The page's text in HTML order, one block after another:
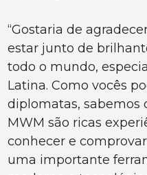
“Gostaria de
estar junto de
todo o mundo,
Latina. Como vocês
diplomatas, sabemos
MWM são ricas
conhecer e
uma importante